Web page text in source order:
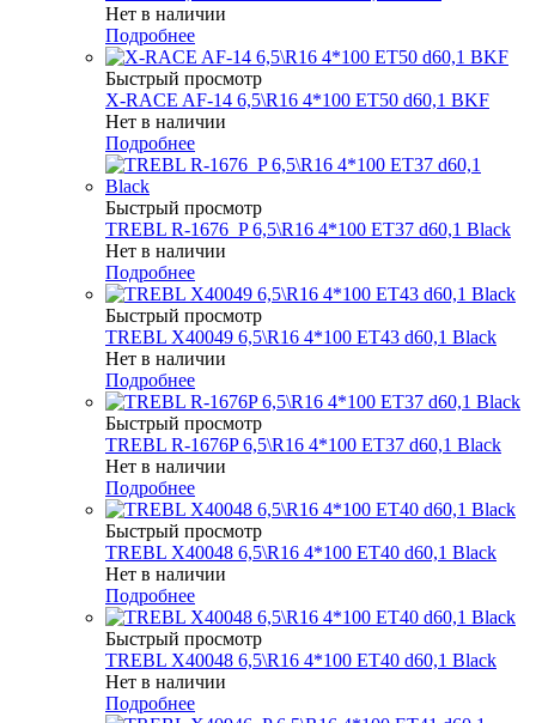
Нет в наличии
Подробнее
Быстрый просмотр
X-RACE AF-14 6,5\R16 4*100 ET50 d60,1 BKF
Нет в наличии
Подробнее
Быстрый просмотр
TREBL R-1676_P 6,5\R16 4*100 ET37 d60,1 Black
Нет в наличии
Подробнее
Быстрый просмотр
TREBL X40049 6,5\R16 4*100 ET43 d60,1 Black
Нет в наличии
Подробнее
Быстрый просмотр
TREBL R-1676P 6,5\R16 4*100 ET37 d60,1 Black
Нет в наличии
Подробнее
Быстрый просмотр
TREBL X40048 6,5\R16 4*100 ET40 d60,1 Black
Нет в наличии
Подробнее
Быстрый просмотр
TREBL X40048 6,5\R16 4*100 ET40 d60,1 Black
Нет в наличии
Подробнее